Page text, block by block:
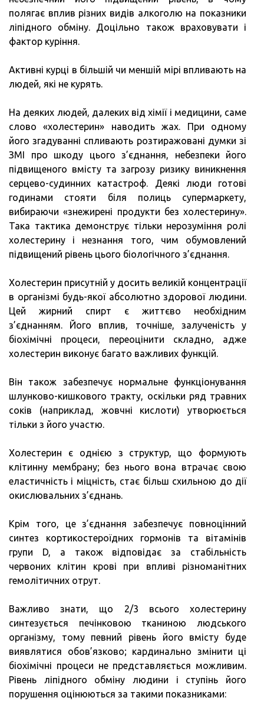
полягає вплив різних видів алкоголю на показники
ліпідного обміну. Доцільно також враховувати і
фактор куріння.
Активні курці в більшій чи меншій мірі впливають на
людей, які не курять.
На деяких людей, далеких від хімії і медицини, саме
слово «холестерин» наводить жах. При одному
його згадуванні спливають розтиражовані думки зі
ЗМІ про шкоду цього з’єднання, небезпеки його
підвищеного вмісту та загрозу ризику виникнення
серцево-судинних катастроф. Деякі люди готові
годинами стояти біля полиць супермаркету,
вибираючи «знежирені продукти без холестерину».
Така тактика демонструє тільки нерозуміння ролі
холестерину і незнання того, чим обумовлений
підвищений рівень цього біологічного з’єднання.
Холестерин присутній у досить великій концентрації
в організмі будь-якої абсолютно здорової людини.
Цей жирний спирт є життєво необхідним
з’єднанням. Його вплив, точніше, залученість у
біохімічні процеси, переоцінити складно, адже
холестерин виконує багато важливих функцій.
Він також забезпечує нормальне функціонування
шлунково-кишкового тракту, оскільки ряд травних
соків (наприклад, жовчні кислоти) утворюється
тільки з його участю.
Холестерин є однією з структур, що формують
клітинну мембрану; без нього вона втрачає свою
еластичність і міцність, стає більш схильною до дії
окислювальних з’єднань.
Крім того, це з’єднання забезпечує повноцінний
синтез кортикостероїдних гормонів та вітамінів
групи D, а також відповідає за стабільність
червоних клітин крові при впливі різноманітних
гемолітичних отрут.
Важливо знати, що 2/3 всього холестерину
синтезується печінковою тканиною людського
організму, тому певний рівень його вмісту буде
виявлятися обов’язково; кардинально змінити ці
біохімічні процеси не представляється можливим.
Рівень ліпідного обміну людини і ступінь його
порушення оцінюються за такими показниками: